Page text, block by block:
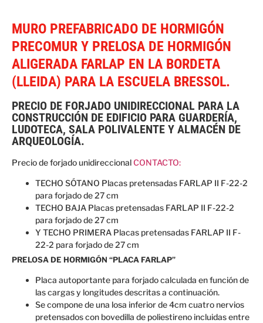
MURO PREFABRICADO DE HORMIGÓN
PRECOMUR Y PRELOSA DE HORMIGÓN
ALIGERADA FARLAP EN LA BORDETA
(LLEIDA) PARA LA ESCUELA BRESSOL.
PRECIO DE FORJADO UNIDIRECCIONAL PARA LA
CONSTRUCCIÓN DE EDIFICIO PARA GUARDERÍA,
LUDOTECA, SALA POLIVALENTE Y ALMACÉN DE
ARQUEOLOGÍA.
Precio de forjado unidireccionalCONTACTO:
TECHO SÓTANO Placas pretensadas FARLAP II F-22-2
para forjado de 27 cm
TECHO BAJA Placas pretensadas FARLAP II F-22-2
para forjado de 27 cm
Y TECHO PRIMERA Placas pretensadas FARLAP II F-
22-2 para forjado de 27 cm
PRELOSA DE HORMIGÓN “PLACA FARLAP”
Placa autoportante para forjado calculada en función de
las cargas y longitudes descritas a continuación.
Se compone de una losa inferior de 4cm cuatro nervios
pretensados con bovedilla de poliestireno incluidas entre